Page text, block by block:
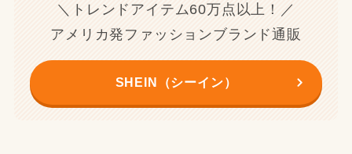
＼トレンドアイテム60万点以上！／
アメリカ発ファッションブランド通販
SHEIN（シーイン）